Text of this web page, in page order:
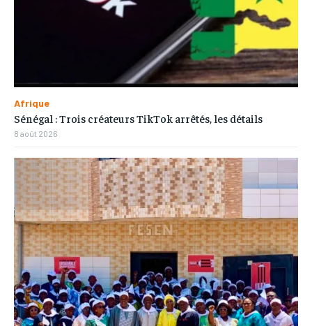
Afrique
Sénégal : Trois créateurs TikTok arrêtés, les détails
8 août 2026